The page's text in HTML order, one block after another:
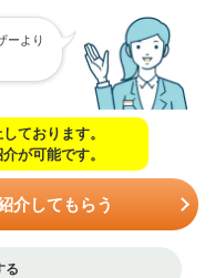
ーより
ております。
が可能です。
介してもらう
る